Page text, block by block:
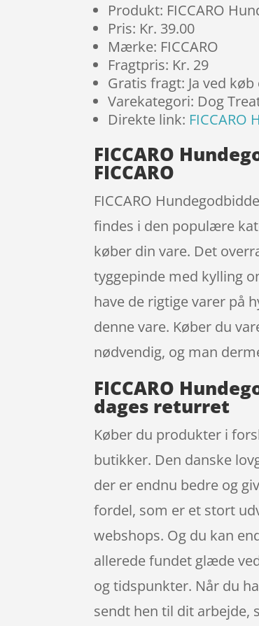
Produkt: FICCARO
Pris: Kr. 39.00
Mærke: FICCARO
Fragtpris: Kr. 29
Gratis fragt: Ja ved
Varekategori: Dog
Direkte link: FICCARO
FICCARO
FICCARO
FICCARO
findes i den populære
køber din vare. Det
tyggepinde med kylling
have de rigtige varer på
denne vare. Køber du
nødvendig, og man
FICCARO
dages returret
Køber du produkter i
butikker. Den danske
der er endnu bedre og
fordel, som er et stort
webshops. Og du kan
allerede fundet glæde
og tidspunkter. Når du
sendt hen til dit arbejde,